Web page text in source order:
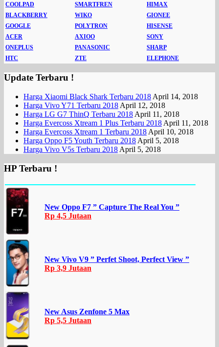
COOLPAD
SMARTFREN
HIMAX
BLACKBERRY
WIKO
GIONEE
GOOGLE
POLYTRON
HISENSE
ACER
AXIOO
SONY
ONEPLUS
PANASONIC
SHARP
HTC
ZTE ELEPHONE
Update Terbaru !
Harga Xiaomi Black Shark Terbaru 2018 April 14, 2018
Harga Vivo Y71 Terbaru 2018 April 12, 2018
Harga LG G7 ThinQ Terbaru 2018 April 11, 2018
Harga Evercoss Xtream 1 Plus Terbaru 2018 April 11, 2018
Harga Evercoss Xtream 1 Terbaru 2018 April 10, 2018
Harga Oppo F5 Youth Terbaru 2018 April 5, 2018
Harga Vivo V5s Terbaru 2018 April 5, 2018
HP Terbaru !
New Oppo F7 ” Capture The Real You ”
Rp 4,5 Jutaan
New Vivo V9 ” Perfet Shoot, Perfect View ”
Rp 3,9 Jutaan
New Asus Zenfone 5 Max
Rp 5,5 Jutaan